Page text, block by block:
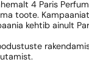
4 Paris
toote.
kehtib ainult